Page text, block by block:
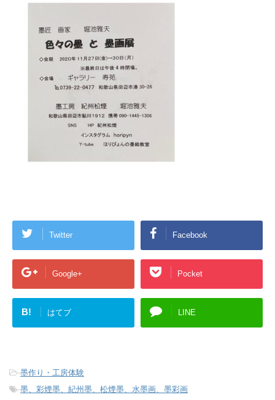
Twitter Facebook
Google+ Pocket
B! はてブ LINE
-墨作り・工房体験
-墨、彩煙墨、紀州墨、松煙墨、水墨画、墨彩画